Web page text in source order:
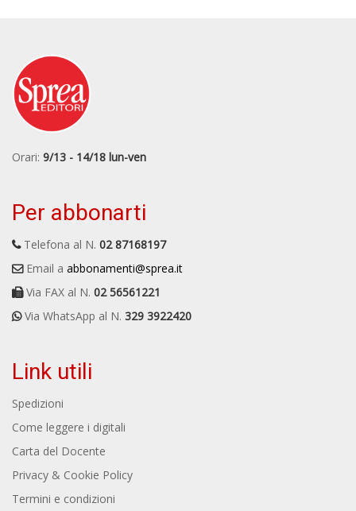
Orari: 9/13 - 14/18 lun-ven
Per abbonarti
Telefona al N. 02 87168197
Email a abbonamenti@sprea.it
Via FAX al N. 02 56561221
Via WhatsApp al N. 329 3922420
Link utili
Spedizioni
Come leggere i digitali
Carta del Docente
Privacy & Cookie Policy
Termini e condizioni